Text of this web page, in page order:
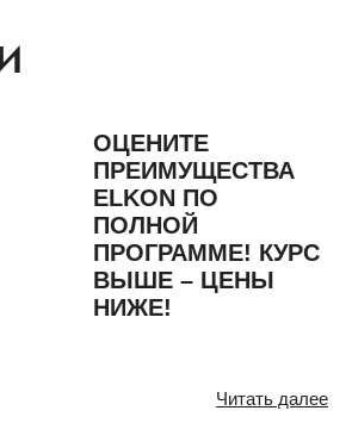
ОЦЕНИТЕ
ПРЕИМУЩЕСТВА
ELKON ПО
ПОЛНОЙ
ПРОГРАММЕ! КУРС
ВЫШЕ – ЦЕНЫ
НИЖЕ!
Читать далее